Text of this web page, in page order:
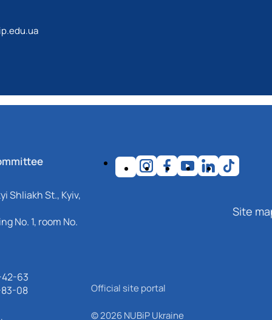
Shliakh St., Kyiv,
No. 1, room No.
63
08
Site
Official site portal
© 2026 NUBiP Ukraine